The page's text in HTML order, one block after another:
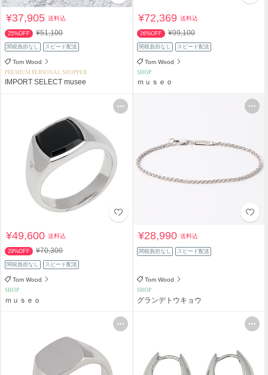
¥37,905送料込
25%OFF ¥51,100
関税負担なし スピード配送
Tom Wood
PREMIUM PERSONAL SHOPPER
IMPORT SELECT musee
¥72,369送料込
26%OFF ¥99,100
関税負担なし スピード配送
Tom Wood
SHOP
ｍｕｓｅｏ
¥49,600送料込
29%OFF ¥70,300
関税負担なし スピード配送
Tom Wood
SHOP
ｍｕｓｅｏ
¥28,990送料込
関税負担なし スピード配送
Tom Wood
SHOP
グランデトウキョウ